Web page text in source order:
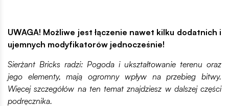
UWAGA! Możliwe jest łączenie nawet kilku dodatnich i
ujemnych modyfikatorów jednocześnie!
Sierżant Bricks radzi: Pogoda i ukształtowanie terenu oraz
jego elementy, mają ogromny wpływ na przebieg bitwy.
Więcej szczegółów na ten temat znajdziesz w dalszej części
podręcznika.